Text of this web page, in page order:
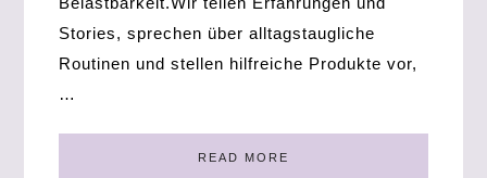
Stories, sprechen über alltagstaugliche
Routinen und stellen hilfreiche Produkte vor,
…
READ MORE